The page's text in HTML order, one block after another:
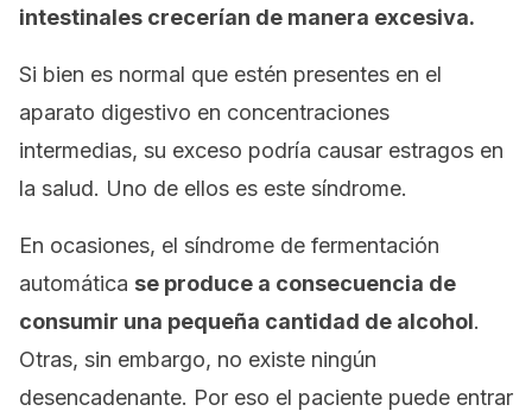
intestinales crecerían de manera excesiva.
Si bien es normal que estén presentes en el
aparato digestivo en concentraciones
intermedias, su exceso podría causar estragos en
la salud. Uno de ellos es este síndrome.
En ocasiones, el síndrome de fermentación
automática se produce a consecuencia de
consumir una pequeña cantidad de alcohol.
Otras, sin embargo, no existe ningún
desencadenante. Por eso el paciente puede entrar